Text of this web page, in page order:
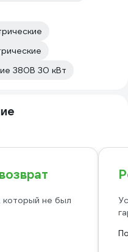
380В 30 кВт
не был